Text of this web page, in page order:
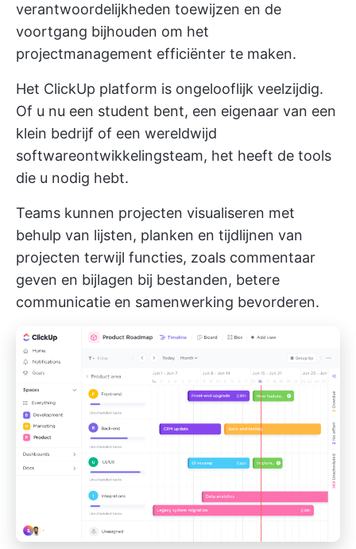
verantwoordelijkheden toewijzen en de
voortgang bijhouden om het
projectmanagement efficiënter te maken.
Het ClickUp platform is ongelooflijk veelzijdig.
Of u nu een student bent, een eigenaar van een
klein bedrijf of een wereldwijd
softwareontwikkelingsteam, het heeft de tools
die u nodig hebt.
Teams kunnen projecten visualiseren met
behulp van lijsten, planken en tijdlijnen van
projecten terwijl functies, zoals commentaar
geven en bijlagen bij bestanden, betere
communicatie en samenwerking bevorderen.